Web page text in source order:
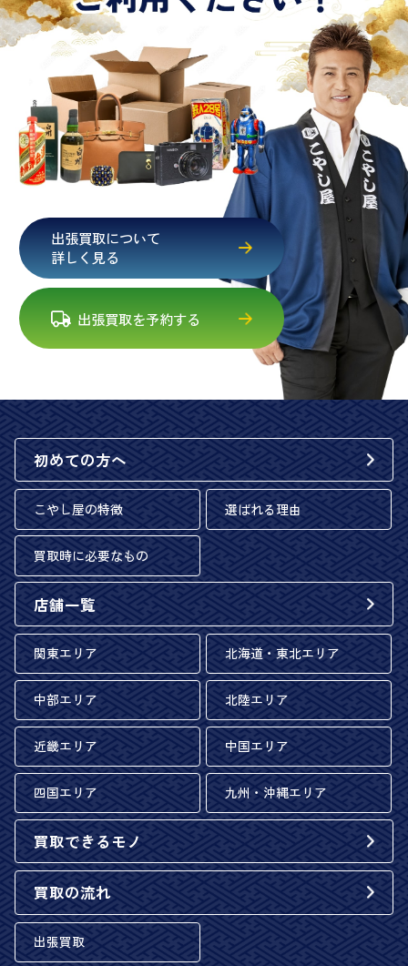
出張買取について
詳しく見る
出張買取を予約する
初めての方へ
こやし屋の特徴 選ばれる理由
買取時に必要なもの
店舗一覧
関東エリア 北海道・東北エリア
中部エリア 北陸エリア
近畿エリア 中国エリア
四国エリア 九州・沖縄エリア
買取できるモノ
買取の流れ
出張買取